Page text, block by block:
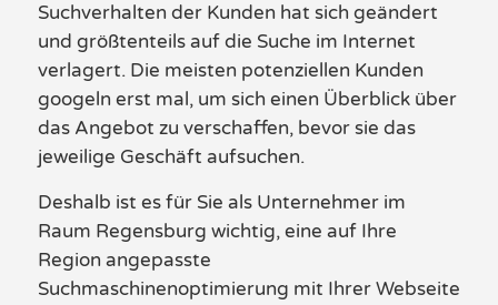
Suchverhalten der Kunden hat sich geändert
und größtenteils auf die Suche im Internet
verlagert. Die meisten potenziellen Kunden
googeln erst mal, um sich einen Überblick über
das Angebot zu verschaffen, bevor sie das
jeweilige Geschäft aufsuchen.
Deshalb ist es für Sie als Unternehmer im
Raum Regensburg wichtig, eine auf Ihre
Region angepasste
Suchmaschinenoptimierung mit Ihrer Webseite